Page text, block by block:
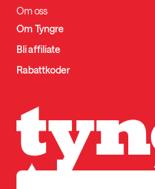
Om oss
Om Tyngre
Bli affiliate
Rabattkoder